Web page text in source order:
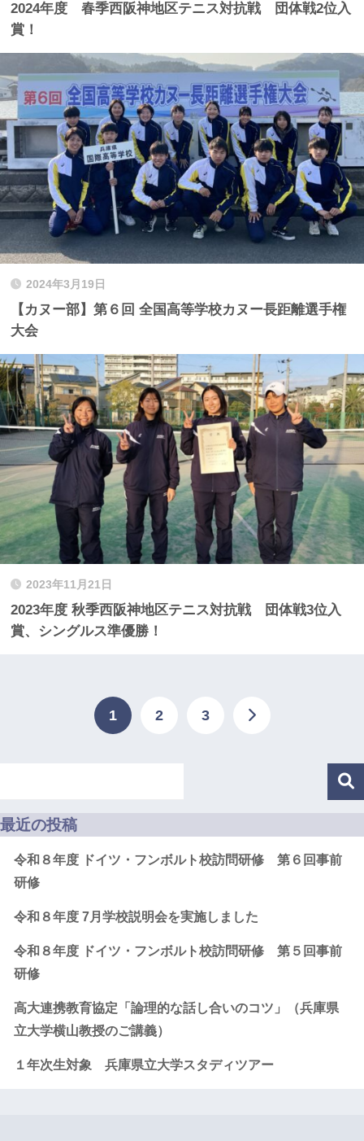
2024年度 春季西阪神地区テニス対抗戦 団体戦2位入
賞！
2024年3月19日
【カヌー部】第６回 全国高等学校カヌー長距離選手権
大会
2023年11月21日
2023年度 秋季西阪神地区テニス対抗戦 団体戦3位入
賞、シングルス準優勝！
1 2 3
最近の投稿
令和８年度 ドイツ・フンボルト校訪問研修 第６回事前
研修
令和８年度 7月学校説明会を実施しました
令和８年度 ドイツ・フンボルト校訪問研修 第５回事前
研修
高大連携教育協定「論理的な話し合いのコツ」（兵庫県
立大学横山教授のご講義）
１年次生対象 兵庫県立大学スタディツアー